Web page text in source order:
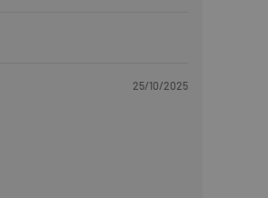
25/10/2025